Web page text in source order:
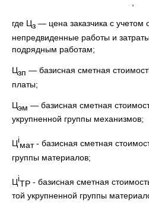
где Цз — цена заказчика с учетом
непредвиденные работы и
подрядным работам;
Цзп — базисная сметная
платы;
Цэм — базисная сметная
укрупненной группы механизмов;
Цi
мат- базисная сметная
группы материалов;
Цi
ТР - базисная сметная
той укрупненной группы